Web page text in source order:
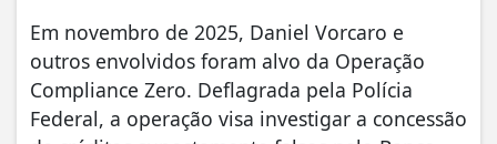
Em novembro de 2025, Daniel Vorcaro e
outros envolvidos foram alvo da Operação
Compliance Zero. Deflagrada pela Polícia
Federal, a operação visa investigar a concessão